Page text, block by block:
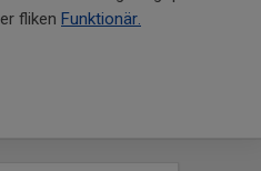
fliken Funktionär.